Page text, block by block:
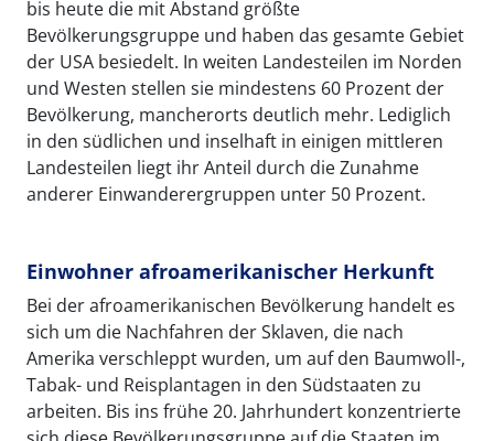
bis heute die mit Abstand größte
Bevölkerungsgruppe und haben das gesamte Gebiet
der USA besiedelt. In weiten Landesteilen im Norden
und Westen stellen sie mindestens 60 Prozent der
Bevölkerung, mancherorts deutlich mehr. Lediglich
in den südlichen und inselhaft in einigen mittleren
Landesteilen liegt ihr Anteil durch die Zunahme
anderer Einwanderergruppen unter 50 Prozent.
Einwohner afroamerikanischer Herkunft
Bei der afroamerikanischen Bevölkerung handelt es
sich um die Nachfahren der Sklaven, die nach
Amerika verschleppt wurden, um auf den Baumwoll-,
Tabak- und Reisplantagen in den Südstaaten zu
arbeiten. Bis ins frühe 20. Jahrhundert konzentrierte